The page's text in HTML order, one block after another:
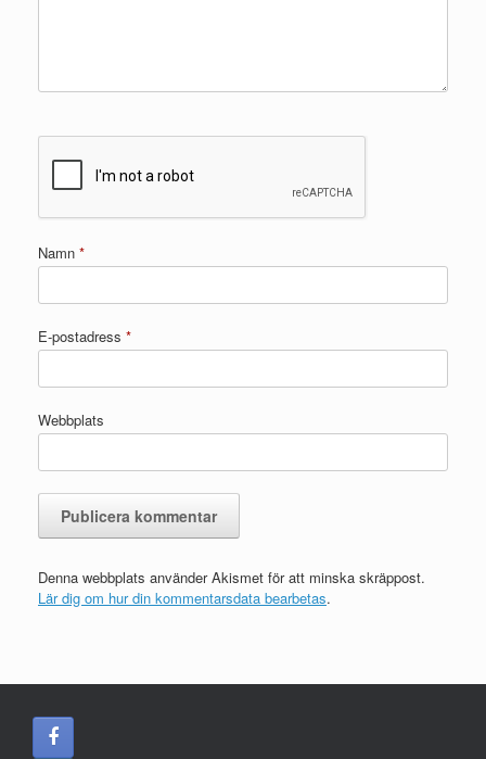
Namn *
E-postadress *
Webbplats
Denna webbplats använder Akismet för att minska skräppost.
Lär dig om hur din kommentarsdata bearbetas.